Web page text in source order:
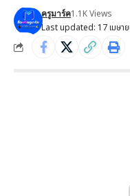
Last updated: 17 เมษา
ครูมาร์ค1.1K Views